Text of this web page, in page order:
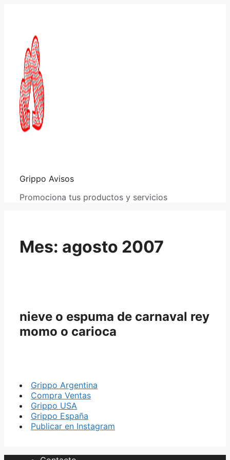
Grippo Avisos
Promociona tus productos y servicios
Mes: agosto 2007
nieve o espuma de carnaval rey
momo o carioca
Grippo Argentina
Compra Ventas
Grippo USA
Grippo España
Publicar en Instagram